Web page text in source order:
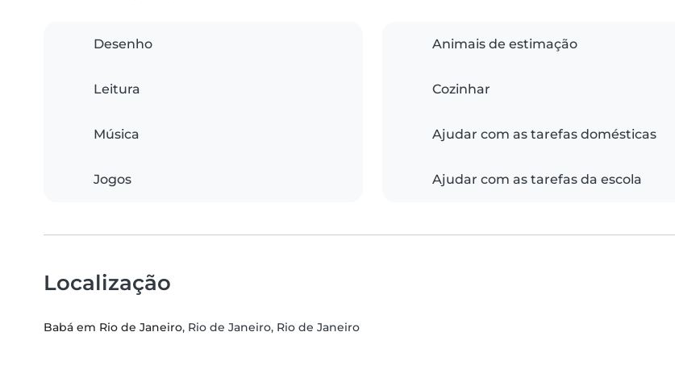
Desenho
Leitura
Música
Jogos
Animais de estimação
Cozinhar
Ajudar com as tarefas domésticas
Ajudar com as tarefas da escola
Localização
Babá em Rio de Janeiro, Rio de Janeiro, Rio de Janeiro